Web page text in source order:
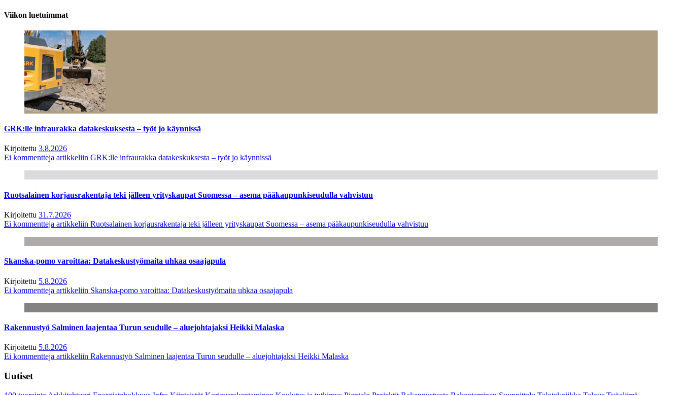
Viikon luetuimmat
GRK:lle infraurakka datakeskuksesta – työt jo käynnissä
Kirjoitettu 3.8.2026
Ei kommentteja artikkeliin GRK:lle infraurakka datakeskuksesta – työt jo käynnissä
Ruotsalainen korjausrakentaja teki jälleen yrityskaupat Suomessa – asema pääkaupunkiseudulla vahvistuu
Kirjoitettu 31.7.2026
Ei kommentteja artikkeliin Ruotsalainen korjausrakentaja teki jälleen yrityskaupat Suomessa – asema pääkaupunkiseudulla vahvistuu
Skanska-pomo varoittaa: Datakeskustyömaita uhkaa osaajapula
Kirjoitettu 5.8.2026
Ei kommentteja artikkeliin Skanska-pomo varoittaa: Datakeskustyömaita uhkaa osaajapula
Rakennustyö Salminen laajentaa Turun seudulle – aluejohtajaksi Heikki Malaska
Kirjoitettu 5.8.2026
Ei kommentteja artikkeliin Rakennustyö Salminen laajentaa Turun seudulle – aluejohtajaksi Heikki Malaska
Uutiset